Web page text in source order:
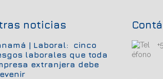
noticias
| Laboral: cinco
laborales que toda
extranjera debe